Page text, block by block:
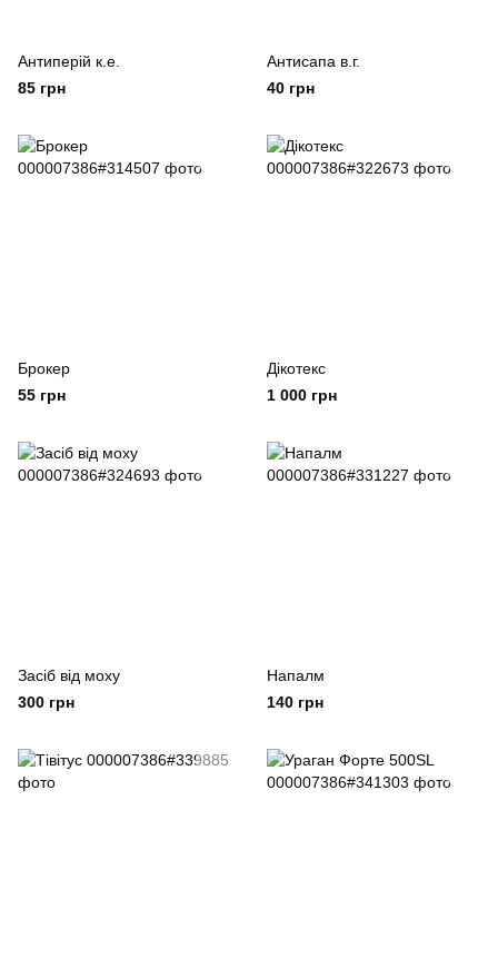
Антиперій к.е.
85 грн
Антисапа в.г.
40 грн
Брокер
55 грн
Дікотекс
1 000 грн
Засіб від моху
300 грн
Напалм
140 грн